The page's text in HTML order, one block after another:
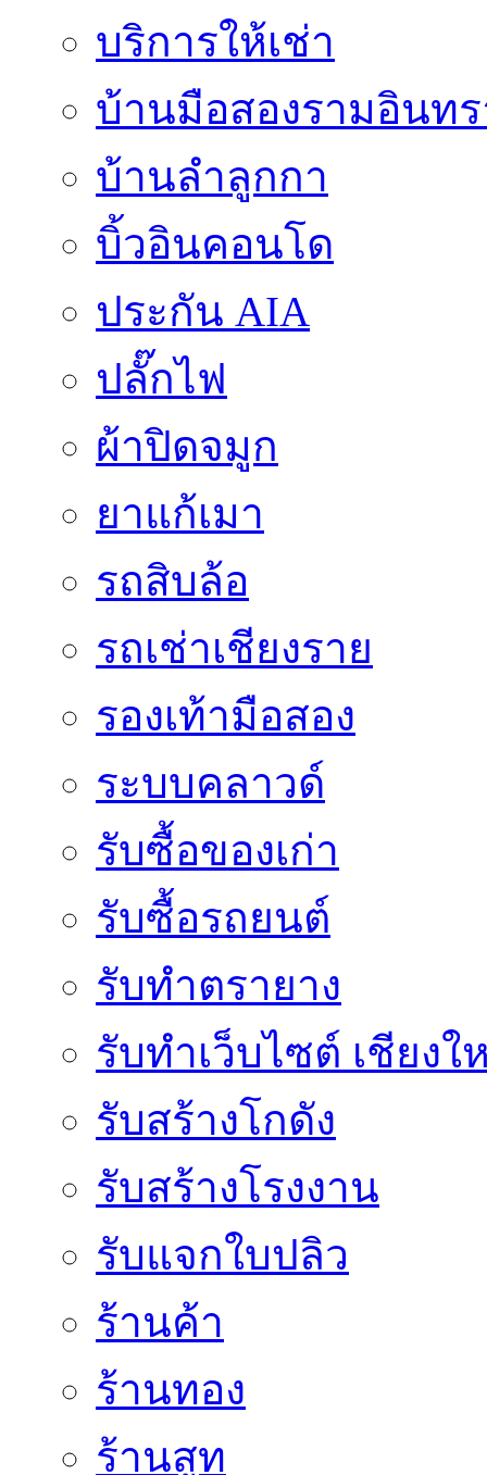
บริการให้เช่า
บ้านมือสองรามอินท
บ้านลำลูกกา
บิ้วอินคอนโด
ประกัน AIA
ปลั๊กไฟ
ผ้าปิดจมูก
ยาแก้เมา
รถสิบล้อ
รถเช่าเชียงราย
รองเท้ามือสอง
ระบบคลาวด์
รับซื้อของเก่า
รับซื้อรถยนต์
รับทำตรายาง
รับทำเว็บไซต์ เชียงใ
รับสร้างโกดัง
รับสร้างโรงงาน
รับแจกใบปลิว
ร้านค้า
ร้านทอง
ร้านสูท